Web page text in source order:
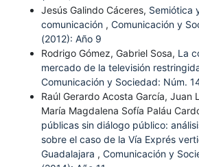
Jesús Galindo Cáceres, Semiótica
comunicación , Comunicación y
(2012): Año 9
Rodrigo Gómez, Gabriel Sosa, La
mercado de la televisión
Comunicación y Sociedad: Núm.
Raúl Gerardo Acosta García, Juan
María Magdalena Sofía Paláu
públicas sin diálogo público:
sobre el caso de la Vía Exprés
Guadalajara , Comunicación y